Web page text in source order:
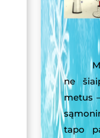
ne
metus
tapo